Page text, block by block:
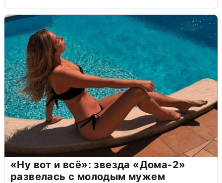
«Ну вот и всё»: звезда «Дома-2»
развелась с молодым мужем